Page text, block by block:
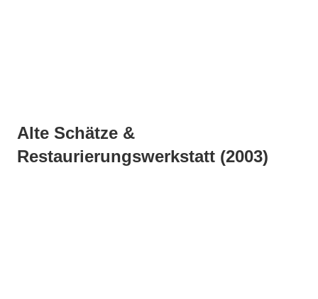
Alte Schätze &
Restaurierungswerkstatt (2003)